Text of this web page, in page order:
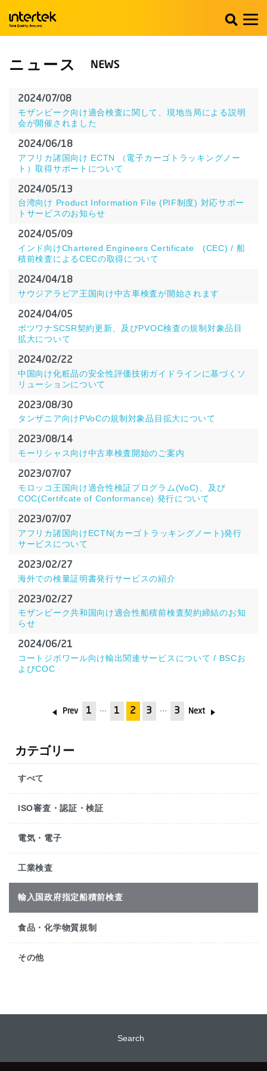
ニュース
2024/07/08
モザンビーク向け適合検査に関して、現地当局による説明
会が開催されました
2024/06/18
アフリカ諸国向け ECTN （電子カーゴトラッキングノー
ト）取得サポートについて
2024/05/13
台湾向け Product Information File (PIF制度) 対応サポー
トサービスのお知らせ
2024/05/09
インド向けChartered Engineers Certificate (CEC) / 船
積前検査によるCECの取得について
2024/04/18
サウジアラビア王国向け中古車検査が開始されます
2024/04/05
ボツワナSCSR契約更新、及びPVOC検査の規制対象品目
拡大について
2024/02/22
中国向け化粧品の安全性評価技術ガイドラインに基づくソ
リューションについて
2023/08/30
タンザニア向けPVoCの規制対象品目拡大について
2023/08/14
モーリシャス向け中古車検査開始のご案内
2023/07/07
モロッコ王国向け適合性検証プログラム(VoC)、及び
COC(Certifcate of Conformance) 発行について
2023/07/07
アフリカ諸国向けECTN(カーゴトラッキングノート)発行
サービスについて
2023/02/27
海外での検量証明書発行サービスの紹介
2023/02/27
モザンビーク共和国向け適合性船積前検査契約締結のお知
らせ
2024/06/21
コートジボワール向け輸出関連サービスについて / BSCお
よびCOC
Prev 1 1 2 3 3 Next
カテゴリー
すべて
ISO審査・認証・検証
電気・電子
工業検査
輸入国政府指定船積前検査
食品・化学物質規制
その他
Search